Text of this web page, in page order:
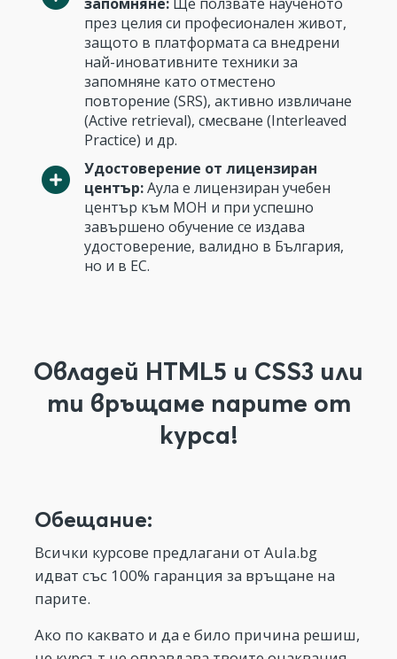
през целия си професионален живот,
защото в платформата са внедрени
най-иновативните техники за
запомняне като отместено
повторение (SRS), активно извличане
(Active retrieval), смесване (Interleaved
Practice) и др.
Удостоверение от лицензиран
център:Аула е лицензиран учебен
център към МОН и при успешно
завършено обучение се издава
удостоверение, валидно в България,
но и в ЕС.
Овладей HTML5 и CSS3 или
ти връщаме парите от
курса!
Обещание:
Всички курсове предлагани от Aula.bg
идват със 100% гаранция за връщане на
парите.
Ако по каквато и да е било причина решиш,